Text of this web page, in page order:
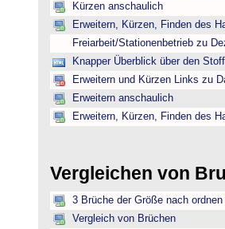
Kürzen anschaulich
Erweitern, Kürzen, Finden des
Freiarbeit/Stationenbetrieb zu
Knapper Überblick über den
Erweitern und Kürzen Links zu
Erweitern anschaulich
Erweitern, Kürzen, Finden des
Vergleichen von
3 Brüche der Größe nach
Vergleich von Brüchen